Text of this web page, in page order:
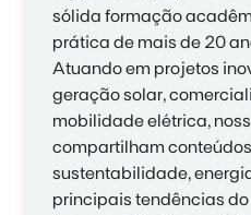
sólida formação
prática de mais de 20
Atuando em projetos
geração solar,
mobilidade elétrica,
compartilham
sustentabilidade,
principais tendências